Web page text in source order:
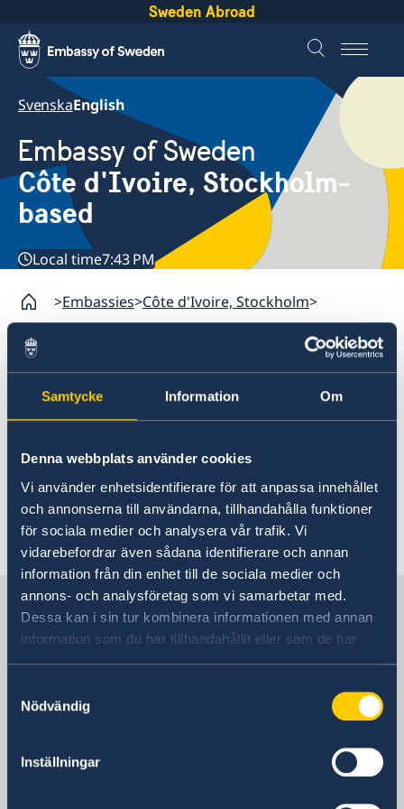
Samtycke Information Om
Denna webbplats använder cookies
Vi använder enhetsidentifierare för att anpassa innehållet
och annonserna till användarna, tillhandahålla funktioner
för sociala medier och analysera vår trafik. Vi
vidarebefordrar även sådana identifierare och annan
information från din enhet till de sociala medier och
annons- och analysföretag som vi samarbetar med.
Dessa kan i sin tur kombinera informationen med annan
information som du har tillhandahållit eller som de har
samlat in när du har använt deras tjänster.
Nödvändig
Inställningar
Sweden Abroad
SvenskaEnglish
Embassy of Sweden
Côte d'Ivoire, Stockholm-
based
Local time7:43 PM
Embassies Côte d'Ivoire, Stockholm
About us Data Protection Policy
Côte d'Ivoire, Stockholm
Contact
Data Protection Policy
News
Data Protection Policy.
Last updated 02 Oct 2023, 10.56 AM
Sweden in Côte d'Ivoire
Embassy
Postal address
Office to Support Small Missions Abroad
(UD KSU)